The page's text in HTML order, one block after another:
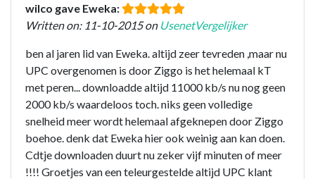
wilco gave Eweka:
Written on: 11-10-2015 on UsenetVergelijker
ben al jaren lid van Eweka. altijd zeer tevreden ,maar nu
UPC overgenomen is door Ziggo is het helemaal kT
met peren... downloadde altijd 11000 kb/s nu nog geen
2000 kb/s waardeloos toch. niks geen volledige
snelheid meer wordt helemaal afgeknepen door Ziggo
boehoe. denk dat Eweka hier ook weinig aan kan doen.
Cdtje downloaden duurt nu zeker vijf minuten of meer
!!!! Groetjes van een teleurgestelde altijd UPC klant